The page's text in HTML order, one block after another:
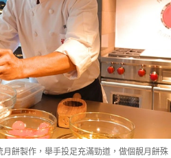
餅製作，舉手投足充滿勁道，做個靚月餅殊